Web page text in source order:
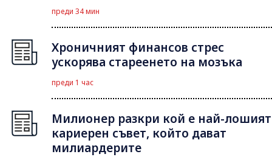
преди 34 мин
Хроничният финансов стрес
ускорява стареенето на мозъка
преди 1 час
Милионер разкри кой е най-лошият
кариерен съвет, който дават
милиардерите